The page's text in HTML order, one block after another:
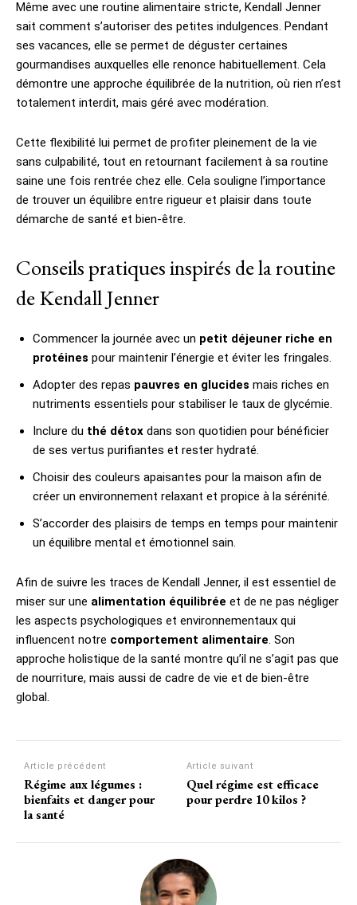
Même avec une routine alimentaire stricte, Kendall Jenner
sait comment s’autoriser des petites indulgences. Pendant
ses vacances, elle se permet de déguster certaines
gourmandises auxquelles elle renonce habituellement. Cela
démontre une approche équilibrée de la nutrition, où rien n’est
totalement interdit, mais géré avec modération.
Cette flexibilité lui permet de profiter pleinement de la vie
sans culpabilité, tout en retournant facilement à sa routine
saine une fois rentrée chez elle. Cela souligne l’importance
de trouver un équilibre entre rigueur et plaisir dans toute
démarche de santé et bien-être.
Conseils pratiques inspirés de la routine
de Kendall Jenner
Commencer la journée avec un petit déjeuner riche en
protéines pour maintenir l’énergie et éviter les fringales.
Adopter des repas pauvres en glucides mais riches en
nutriments essentiels pour stabiliser le taux de glycémie.
Inclure du thé détox dans son quotidien pour bénéficier
de ses vertus purifiantes et rester hydraté.
Choisir des couleurs apaisantes pour la maison afin de
créer un environnement relaxant et propice à la sérénité.
S’accorder des plaisirs de temps en temps pour maintenir
un équilibre mental et émotionnel sain.
Afin de suivre les traces de Kendall Jenner, il est essentiel de
miser sur une alimentation équilibrée et de ne pas négliger
les aspects psychologiques et environnementaux qui
influencent notre comportement alimentaire. Son
approche holistique de la santé montre qu’il ne s’agit pas que
de nourriture, mais aussi de cadre de vie et de bien-être
global.
Article précédent
Régime aux légumes :
bienfaits et danger pour
la santé
Article suivant
Quel régime est efficace
pour perdre 10 kilos ?